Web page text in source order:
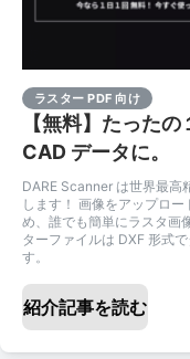
ラスター PDF 向け
【無料】たった
CAD データに。
DARE Scanner は世界最高
します！ 画像をアップロ
め、誰でも簡単にラスタ画
ターファイルは DXF 形式
す。
紹介記事を読む